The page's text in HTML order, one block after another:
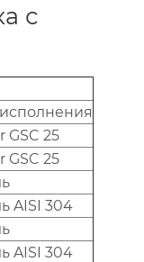
с
GSC 25
GSC 25
AISI 304
AISI 304